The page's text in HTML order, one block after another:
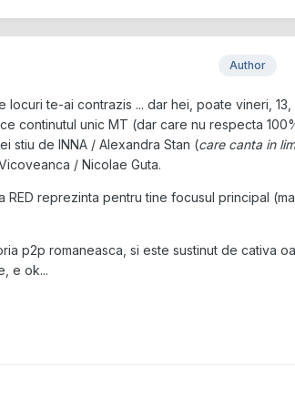
Author
te-ai contrazis ... dar hei, poate vineri, 13,
continutul unic MT (dar care nu respecta
stiu de INNA / Alexandra Stan (care canta in
/ Nicolae Guta.
RED reprezinta pentru tine focusul principal
p2p romaneasca, si este sustinut de cativa
e ok...